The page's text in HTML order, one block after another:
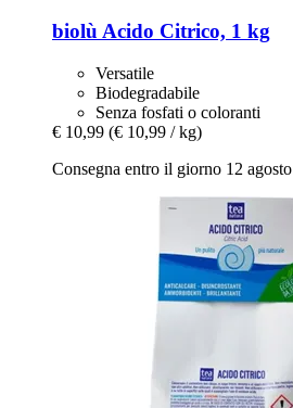
biolù Acido Citrico, 1 kg
Versatile
Biodegradabile
Senza fosfati o coloranti
€ 10,99 (€ 10,99 / kg)
Consegna entro il giorno 12 agosto